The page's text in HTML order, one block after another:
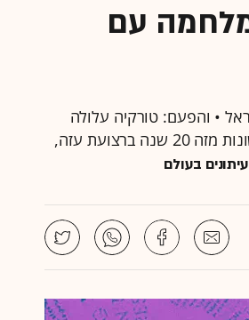
עם
• והפעם: טורקיה עלולה
לשלם מחיר על הניטרליות במלחמה מול איראן, מה אפשר ללמוד מהבחירות הראשונות מזה 20 שנה ברצועת עזה,
בעולם